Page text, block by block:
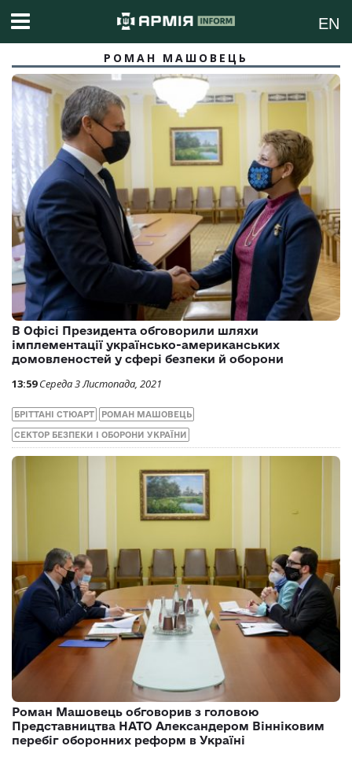
EN
РОМАН МАШОВЕЦЬ
В Офісі Президента обговорили шляхи
імплементації українсько-американських
домовленостей у сфері безпеки й оборони
13:59 Середа 3 Листопада, 2021
БРІТТАНІ СТЮАРТ РОМАН МАШОВЕЦЬ
СЕКТОР БЕЗПЕКИ І ОБОРОНИ УКРАЇНИ
Роман Машовець обговорив з головою
Представництва НАТО Александером Вінніковим
перебіг оборонних реформ в Україні